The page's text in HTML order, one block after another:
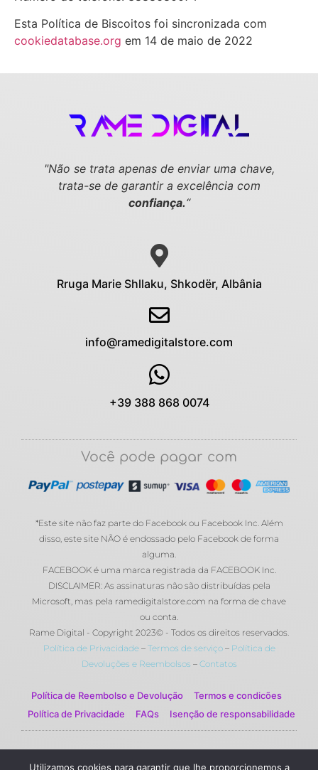
Esta Política de Biscoitos foi sincronizada com
cookiedatabase.org em 14 de maio de 2022
"Não se trata apenas de enviar uma chave,
trata-se de garantir a excelência com
confiança.“
Rruga Marie Shllaku, Shkodër, Albânia
info@ramedigitalstore.com
+39 388 868 0074
Você pode pagar com
*Este site não faz parte do Facebook ou Facebook Inc. Além
disso, este site NÃO é endossado pelo Facebook de forma
alguma.
FACEBOOK é uma marca registrada da FACEBOOK Inc.
DISCLAIMER: As assinaturas não são distribuídas pela
Microsoft, mas pela ramedigitalstore.com na forma de chave
ou conta.
Rame Digital - Copyright 2023© - Todos os direitos reservados.
Política de Privacidade– Termos de serviço– Política de
Devoluções e Reembolsos– Contatos
Política de Reembolso e Devolução
Termos e condicões
Política de Privacidade
FAQs Isenção de responsabilidade
Utilizamos cookies para garantir que lhe proporcionemos a